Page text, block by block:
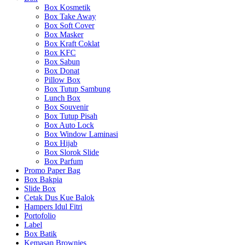
Box Kosmetik
Box Take Away
Box Soft Cover
Box Masker
Box Kraft Coklat
Box KFC
Box Sabun
Box Donat
Pillow Box
Box Tutup Sambung
Lunch Box
Box Souvenir
Box Tutup Pisah
Box Auto Lock
Box Window Laminasi
Box Hijab
Box Slorok Slide
Box Parfum
Promo Paper Bag
Box Bakpia
Slide Box
Cetak Dus Kue Balok
Hampers Idul Fitri
Portofolio
Label
Box Batik
Kemasan Brownies